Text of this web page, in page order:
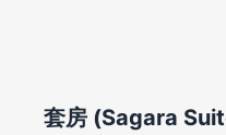
套房 (Sagara